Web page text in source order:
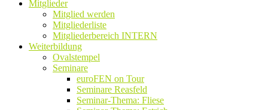
Mitglieder
Mitglied werden
Mitgliederliste
Mitgliederbereich INTERN
Weiterbildung
Ovalstempel
Seminare
euroFEN on Tour
Seminare Reasfeld
Seminar-Thema: Fliese